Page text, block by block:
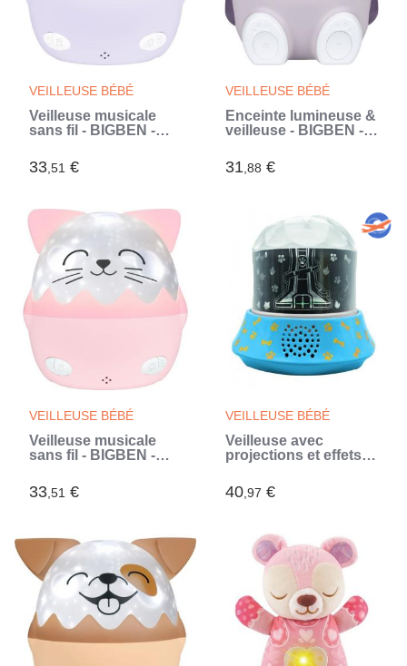
VEILLEUSE BÉBÉ
Veilleuse musicale
sans fil - BIGBEN -
360° - 13 films - 8
mélodies -
(Violet)
33,51 €
VEILLEUSE BÉBÉ
Enceinte lumineuse &
veilleuse - BIGBEN -
15W, Veilleuse
réglable, Minuterie,
31,88 €
VEILLEUSE BÉBÉ
Veilleuse musicale
sans fil - BIGBEN -
- 13 films - 8 mélodies
- Télécommande -
33,51 €
VEILLEUSE BÉBÉ
Veilleuse avec
projections et effets
Patrouille (Bleu)
40,97 €